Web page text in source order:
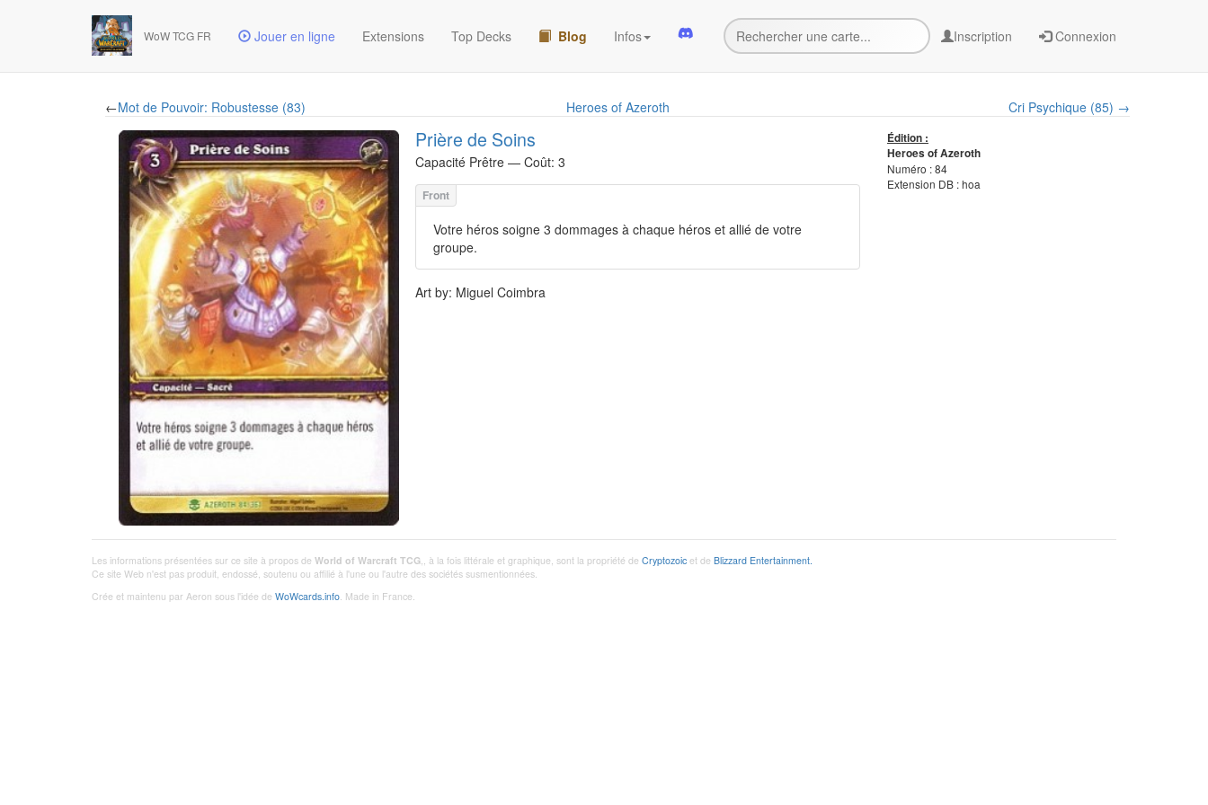
WoW TCG FR Jouer en ligne Extensions Top Decks Blog Infos Inscription Connexion
←Mot de Pouvoir: Robustesse (83) Heroes of Azeroth Cri Psychique (85) →
Prière de Soins
Capacité Prêtre — Coût: 3
Votre héros soigne 3 dommages à chaque héros et allié de votre
groupe.
Art by: Miguel Coimbra
Édition :
Heroes of Azeroth
Numéro : 84
Extension DB : hoa
Les informations présentées sur ce site à propos de World of Warcraft TCG,, à la fois littérale et graphique, sont la propriété de Cryptozoic et de Blizzard Entertainment.
Ce site Web n'est pas produit, endossé, soutenu ou affilié à l'une ou l'autre des sociétés susmentionnées.
Crée et maintenu par Aeron sous l'idée de WoWcards.info. Made in France.